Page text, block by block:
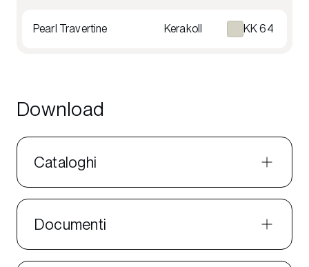
Pearl Travertine Kerakoll KK 64
Download
Cataloghi
Documenti